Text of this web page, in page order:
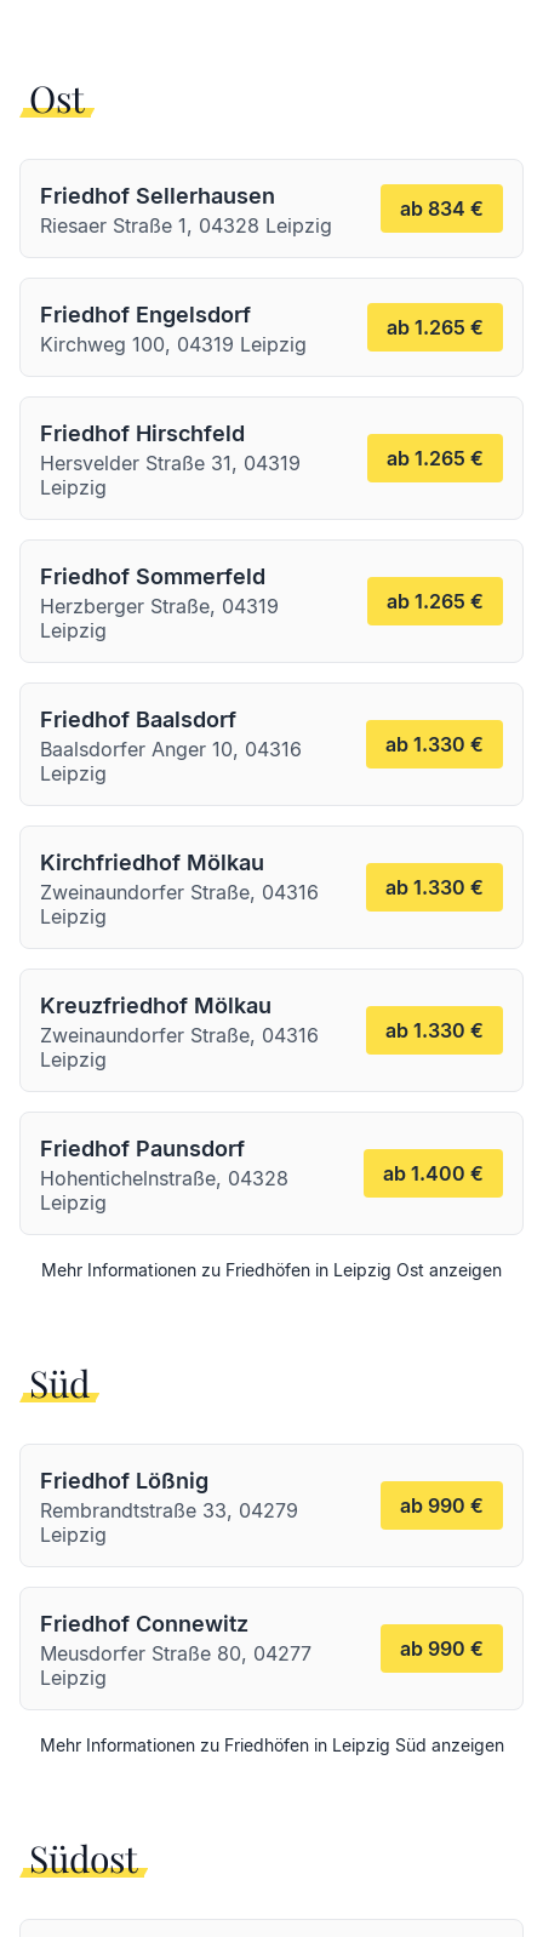
Ost
Friedhof Sellerhausen
Riesaer Straße 1, 04328 Leipzig
ab 834 €
Friedhof Engelsdorf
Kirchweg 100, 04319 Leipzig
ab 1.265 €
Friedhof Hirschfeld
Hersvelder Straße 31, 04319
Leipzig
ab 1.265 €
Friedhof Sommerfeld
Herzberger Straße, 04319
Leipzig
ab 1.265 €
Friedhof Baalsdorf
Baalsdorfer Anger 10, 04316
Leipzig
ab 1.330 €
Kirchfriedhof Mölkau
Zweinaundorfer Straße, 04316
Leipzig
ab 1.330 €
Kreuzfriedhof Mölkau
Zweinaundorfer Straße, 04316
Leipzig
ab 1.330 €
Friedhof Paunsdorf
Hohentichelnstraße, 04328
Leipzig
ab 1.400 €
Mehr Informationen zu Friedhöfen in Leipzig Ost anzeigen
Süd
Friedhof Lößnig
Rembrandtstraße 33, 04279
Leipzig
ab 990 €
Friedhof Connewitz
Meusdorfer Straße 80, 04277
Leipzig
ab 990 €
Mehr Informationen zu Friedhöfen in Leipzig Süd anzeigen
Südost